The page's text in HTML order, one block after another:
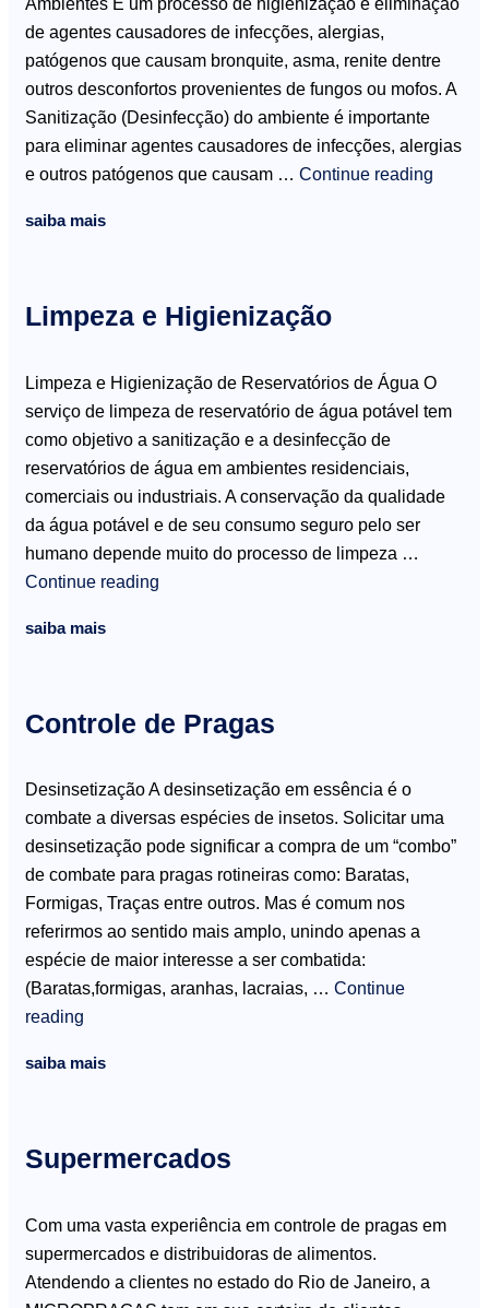
Ambientes É um processo de higienização e eliminação
de agentes causadores de infecções, alergias,
patógenos que causam bronquite, asma, renite dentre
outros desconfortos provenientes de fungos ou mofos. A
Sanitização (Desinfecção) do ambiente é importante
para eliminar agentes causadores de infecções, alergias
e outros patógenos que causam … Continue reading
saiba mais
Limpeza e Higienização
Limpeza e Higienização de Reservatórios de Água O
serviço de limpeza de reservatório de água potável tem
como objetivo a sanitização e a desinfecção de
reservatórios de água em ambientes residenciais,
comerciais ou industriais. A conservação da qualidade
da água potável e de seu consumo seguro pelo ser
humano depende muito do processo de limpeza …
Continue reading
saiba mais
Controle de Pragas
Desinsetização A desinsetização em essência é o
combate a diversas espécies de insetos. Solicitar uma
desinsetização pode significar a compra de um “combo”
de combate para pragas rotineiras como: Baratas,
Formigas, Traças entre outros. Mas é comum nos
referirmos ao sentido mais amplo, unindo apenas a
espécie de maior interesse a ser combatida:
(Baratas,formigas, aranhas, lacraias, … Continue
reading
saiba mais
Supermercados
Com uma vasta experiência em controle de pragas em
supermercados e distribuidoras de alimentos.
Atendendo a clientes no estado do Rio de Janeiro, a